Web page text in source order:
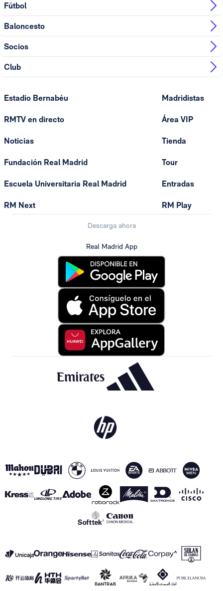
Fútbol
Baloncesto
Socios
Club
Estadio Bernabéu
RMTV en directo
Noticias
Fundación Real Madrid
Escuela Universitaria Real Madrid
RM Next
Madridistas
Área VIP
Tienda
Tour
Entradas
RM Play
Descarga ahora
Real Madrid App